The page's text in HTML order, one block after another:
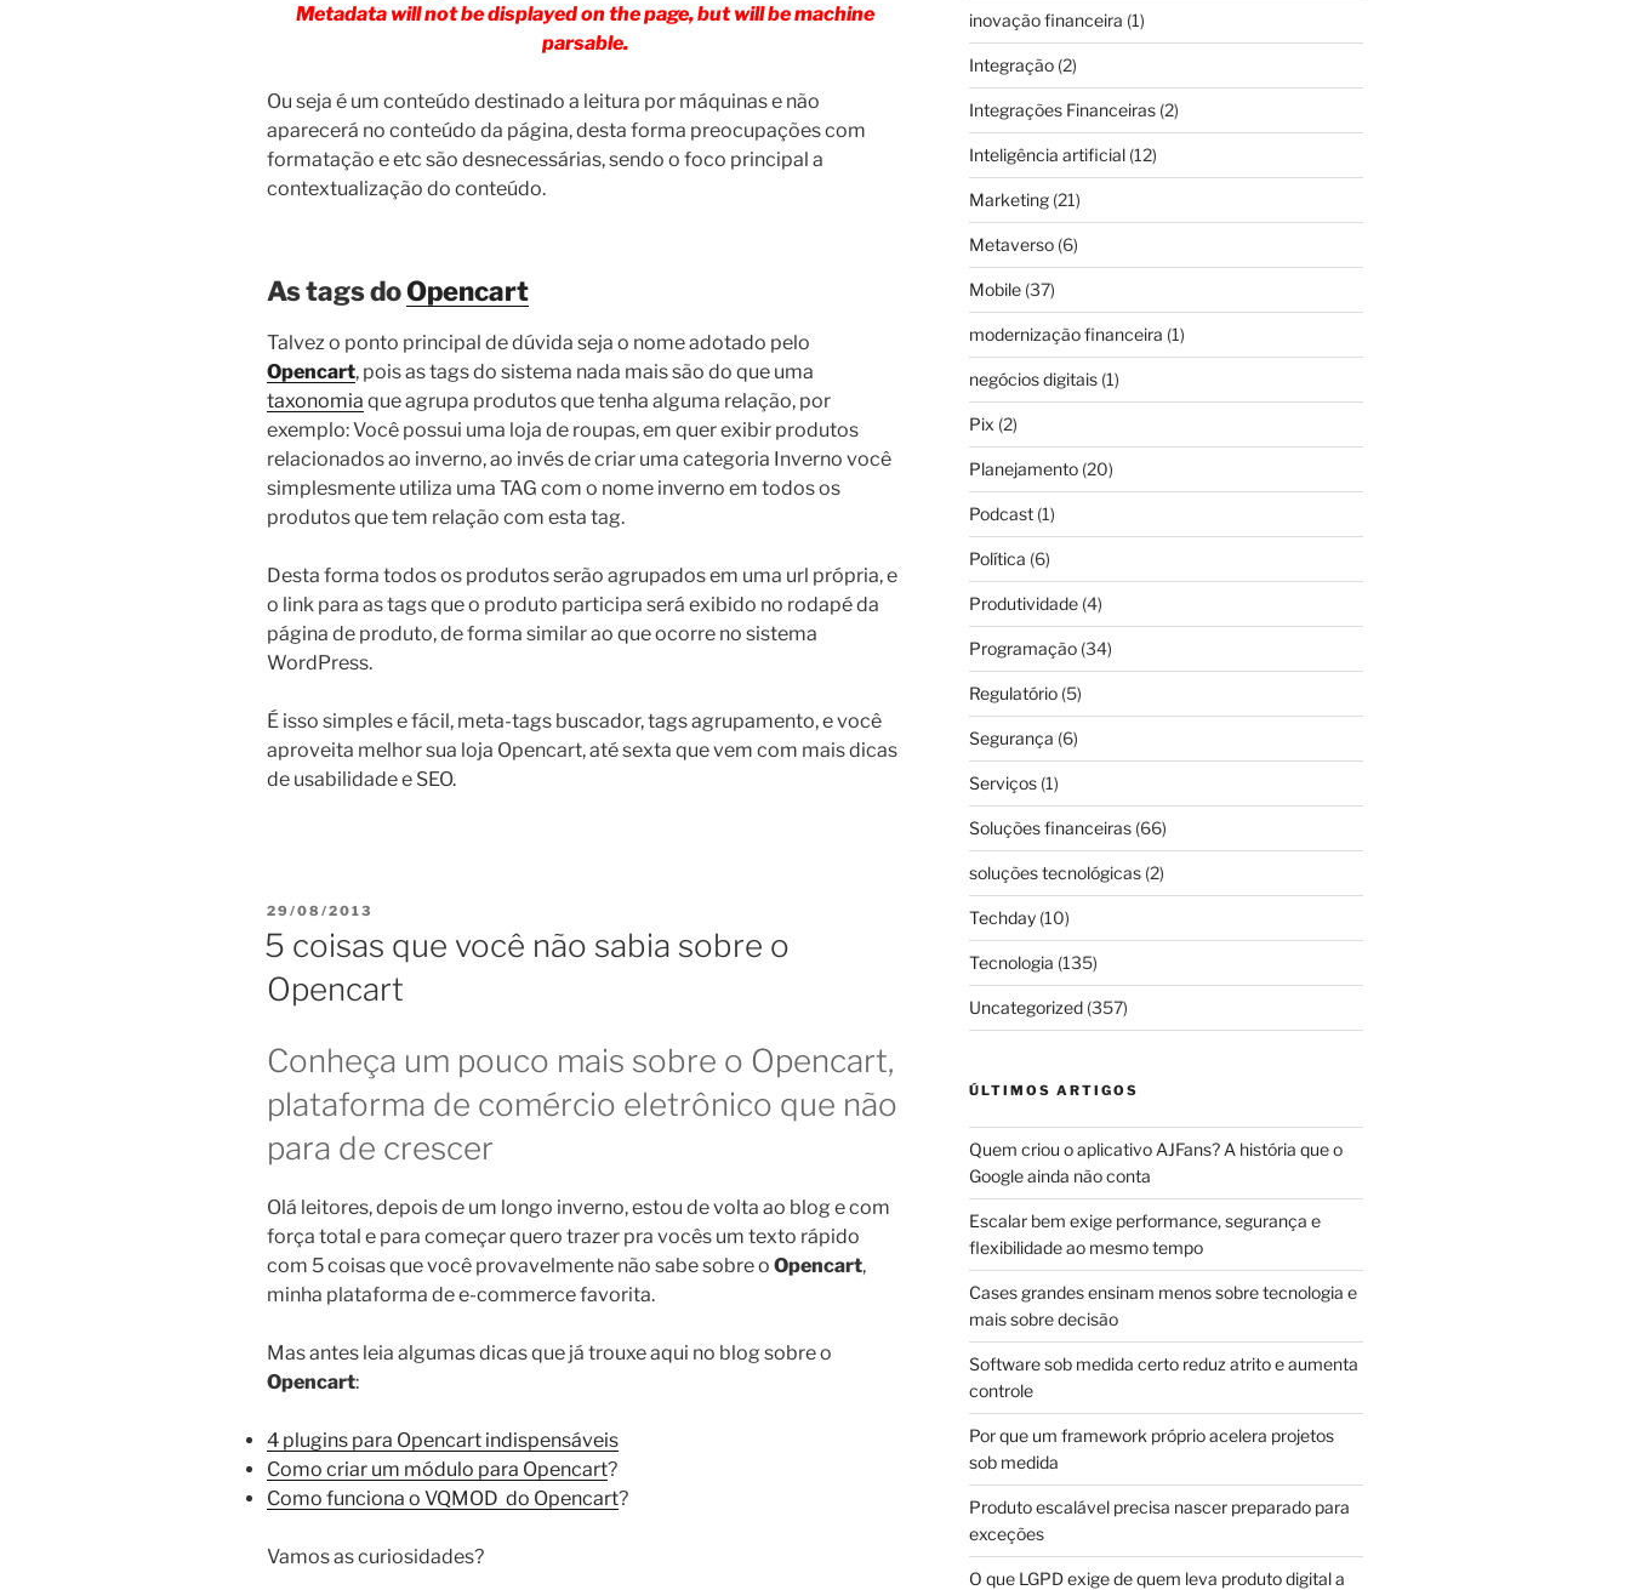
Metadata will not be displayed on the page, but will be machine
parsable.
Ou seja é um conteúdo destinado a leitura por máquinas e não
aparecerá no conteúdo da página, desta forma preocupações com
formatação e etc são desnecessárias, sendo o foco principal a
contextualização do conteúdo.
As tags doOpencart
Talvez o ponto principal de dúvida seja o nome adotado pelo
Opencart, pois as tags do sistema nada mais são do que uma
taxonomia que agrupa produtos que tenha alguma relação, por
exemplo: Você possui uma loja de roupas, em quer exibir produtos
relacionados ao inverno, ao invés de criar uma categoria Inverno você
simplesmente utiliza uma TAG com o nome inverno em todos os
produtos que tem relação com esta tag.
Desta forma todos os produtos serão agrupados em uma url própria, e
o link para as tags que o produto participa será exibido no rodapé da
página de produto, de forma similar ao que ocorre no sistema
WordPress.
É isso simples e fácil, meta-tags buscador, tags agrupamento, e você
aproveita melhor sua loja Opencart, até sexta que vem com mais dicas
de usabilidade e SEO.
PUBLICADO
EM
29/08/2013
5 coisas que você não sabia sobre o
Opencart
Conheça um pouco mais sobre o Opencart,
plataforma de comércio eletrônico que não
para de crescer
Olá leitores, depois de um longo inverno, estou de volta ao blog e com
força total e para começar quero trazer pra vocês um texto rápido
com 5 coisas que você provavelmente não sabe sobre o Opencart,
minha plataforma de e-commerce favorita.
Mas antes leia algumas dicas que já trouxe aqui no blog sobre o
Opencart:
4 plugins para Opencart indispensáveis
Como criar um módulo para Opencart?
Como funciona o VQMOD do Opencart?
Vamos as curiosidades?
inovação financeira (1)
Integração(2)
Integrações Financeiras(2)
Inteligência artificial(12)
Marketing(21)
Metaverso(6)
Mobile(37)
modernização financeira (1)
negócios digitais(1)
Pix (2)
Planejamento(20)
Podcast(1)
Política (6)
Produtividade(4)
Programação(34)
Regulatório(5)
Segurança (6)
Serviços(1)
Soluções financeiras(66)
soluções tecnológicas(2)
Techday(10)
Tecnologia (135)
Uncategorized(357)
ÚLTIMOS ARTIGOS
Quem criou o aplicativo AJFans? A história que o
Google ainda não conta
Escalar bem exige performance, segurança e
flexibilidade ao mesmo tempo
Cases grandes ensinam menos sobre tecnologia e
mais sobre decisão
Software sob medida certo reduz atrito e aumenta
controle
Por que um framework próprio acelera projetos
sob medida
Produto escalável precisa nascer preparado para
exceções
O que LGPD exige de quem leva produto digital a